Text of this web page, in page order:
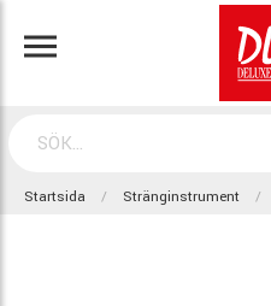
Startsida Stränginstrument